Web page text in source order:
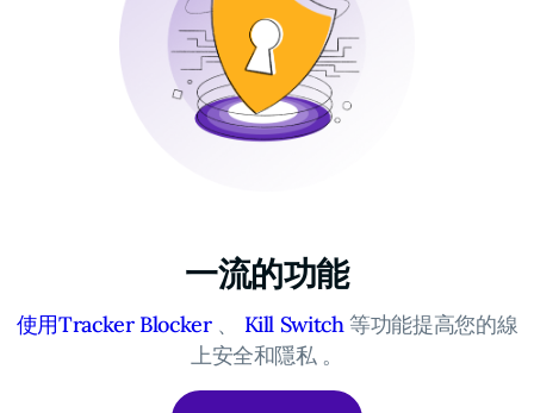
一流的功能
使用Tracker Blocker 、 Kill Switch 等功能提高您的線
上安全和隱私 。